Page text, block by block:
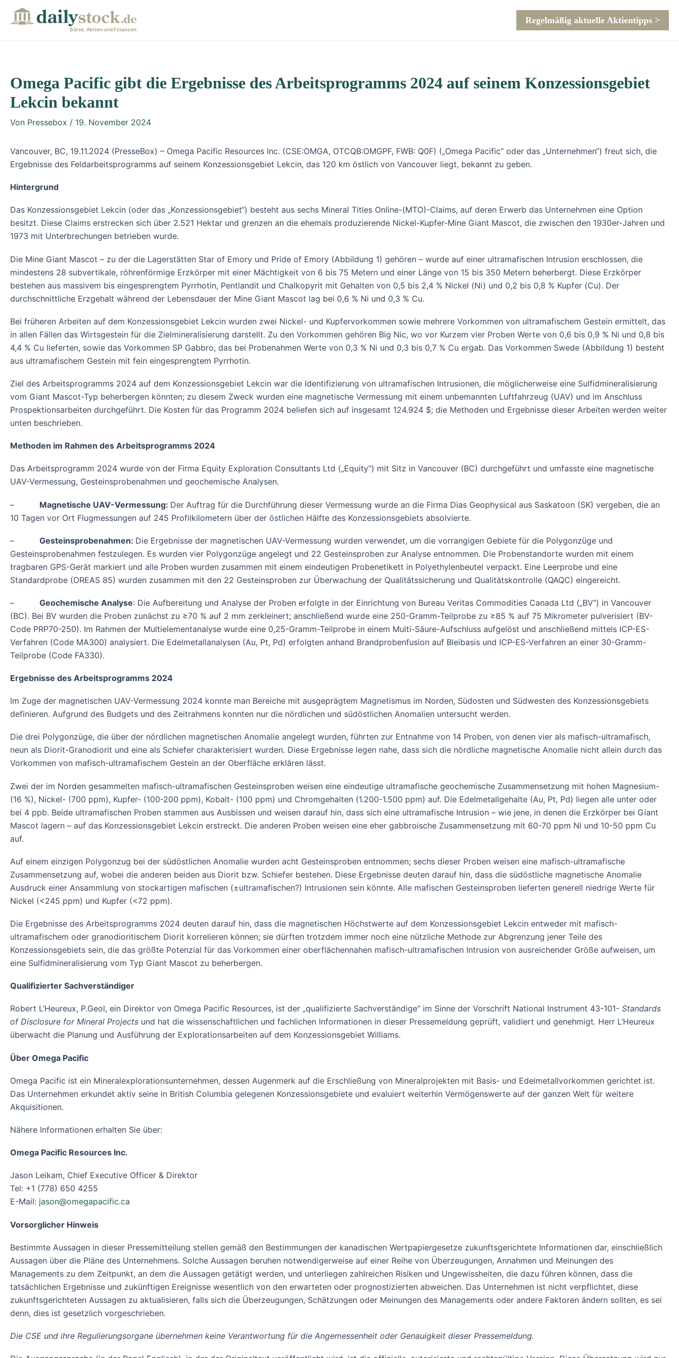
Inhalt
Börse, Aktien und Finanzen
Regelmäßig aktuelle Aktientipps >
Omega Pacific gibt die Ergebnisse des Arbeitsprogramms 2024 auf seinem Konzessionsgebiet
Lekcin bekannt
Von Pressebox / 19. November 2024
Vancouver, BC, 19.11.2024 (PresseBox) – Omega Pacific Resources Inc. (CSE:OMGA, OTCQB:OMGPF, FWB: Q0F) („Omega Pacific“ oder das „Unternehmen“) freut sich, die
Ergebnisse des Feldarbeitsprogramms auf seinem Konzessionsgebiet Lekcin, das 120 km östlich von Vancouver liegt, bekannt zu geben.
Hintergrund
Das Konzessionsgebiet Lekcin (oder das „Konzessionsgebiet“) besteht aus sechs Mineral Titles Online-(MTO)-Claims, auf deren Erwerb das Unternehmen eine Option
besitzt. Diese Claims erstrecken sich über 2.521 Hektar und grenzen an die ehemals produzierende Nickel-Kupfer-Mine Giant Mascot, die zwischen den 1930er-Jahren und
1973 mit Unterbrechungen betrieben wurde.
Die Mine Giant Mascot – zu der die Lagerstätten Star of Emory und Pride of Emory (Abbildung 1) gehören – wurde auf einer ultramafischen Intrusion erschlossen, die
mindestens 28 subvertikale, röhrenförmige Erzkörper mit einer Mächtigkeit von 6 bis 75 Metern und einer Länge von 15 bis 350 Metern beherbergt. Diese Erzkörper
bestehen aus massivem bis eingesprengtem Pyrrhotin, Pentlandit und Chalkopyrit mit Gehalten von 0,5 bis 2,4 % Nickel (Ni) und 0,2 bis 0,8 % Kupfer (Cu). Der
durchschnittliche Erzgehalt während der Lebensdauer der Mine Giant Mascot lag bei 0,6 % Ni und 0,3 % Cu.
Bei früheren Arbeiten auf dem Konzessionsgebiet Lekcin wurden zwei Nickel- und Kupfervorkommen sowie mehrere Vorkommen von ultramafischem Gestein ermittelt, das
in allen Fällen das Wirtsgestein für die Zielmineralisierung darstellt. Zu den Vorkommen gehören Big Nic, wo vor Kurzem vier Proben Werte von 0,6 bis 0,9 % Ni und 0,8 bis
4,4 % Cu lieferten, sowie das Vorkommen SP Gabbro, das bei Probenahmen Werte von 0,3 % Ni und 0,3 bis 0,7 % Cu ergab. Das Vorkommen Swede (Abbildung 1) besteht
aus ultramafischem Gestein mit fein eingesprengtem Pyrrhotin.
Ziel des Arbeitsprogramms 2024 auf dem Konzessionsgebiet Lekcin war die Identifizierung von ultramafischen Intrusionen, die möglicherweise eine Sulfidmineralisierung
vom Giant Mascot-Typ beherbergen könnten; zu diesem Zweck wurden eine magnetische Vermessung mit einem unbemannten Luftfahrzeug (UAV) und im Anschluss
Prospektionsarbeiten durchgeführt. Die Kosten für das Programm 2024 beliefen sich auf insgesamt 124.924 $; die Methoden und Ergebnisse dieser Arbeiten werden weiter
unten beschrieben.
Methoden im Rahmen des Arbeitsprogramms 2024
Das Arbeitsprogramm 2024 wurde von der Firma Equity Exploration Consultants Ltd („Equity“) mit Sitz in Vancouver (BC) durchgeführt und umfasste eine magnetische
UAV-Vermessung, Gesteinsprobenahmen und geochemische Analysen.
– Magnetische UAV-Vermessung: Der Auftrag für die Durchführung dieser Vermessung wurde an die Firma Dias Geophysical aus Saskatoon (SK) vergeben, die an
10 Tagen vor Ort Flugmessungen auf 245 Profilkilometern über der östlichen Hälfte des Konzessionsgebiets absolvierte.
– Gesteinsprobenahmen: Die Ergebnisse der magnetischen UAV-Vermessung wurden verwendet, um die vorrangigen Gebiete für die Polygonzüge und
Gesteinsprobenahmen festzulegen. Es wurden vier Polygonzüge angelegt und 22 Gesteinsproben zur Analyse entnommen. Die Probenstandorte wurden mit einem
tragbaren GPS-Gerät markiert und alle Proben wurden zusammen mit einem eindeutigen Probenetikett in Polyethylenbeutel verpackt. Eine Leerprobe und eine
Standardprobe (OREAS 85) wurden zusammen mit den 22 Gesteinsproben zur Überwachung der Qualitätssicherung und Qualitätskontrolle (QAQC) eingereicht.
– Geochemische Analyse: Die Aufbereitung und Analyse der Proben erfolgte in der Einrichtung von Bureau Veritas Commodities Canada Ltd („BV“) in Vancouver
(BC). Bei BV wurden die Proben zunächst zu ≥70 % auf 2 mm zerkleinert; anschließend wurde eine 250-Gramm-Teilprobe zu ≥85 % auf 75 Mikrometer pulverisiert (BV-
Code PRP70-250). Im Rahmen der Multielementanalyse wurde eine 0,25-Gramm-Teilprobe in einem Multi-Säure-Aufschluss aufgelöst und anschließend mittels ICP-ES-
Verfahren (Code MA300) analysiert. Die Edelmetallanalysen (Au, Pt, Pd) erfolgten anhand Brandprobenfusion auf Bleibasis und ICP-ES-Verfahren an einer 30-Gramm-
Teilprobe (Code FA330).
Ergebnisse des Arbeitsprogramms 2024
Im Zuge der magnetischen UAV-Vermessung 2024 konnte man Bereiche mit ausgeprägtem Magnetismus im Norden, Südosten und Südwesten des Konzessionsgebiets
definieren. Aufgrund des Budgets und des Zeitrahmens konnten nur die nördlichen und südöstlichen Anomalien untersucht werden.
Die drei Polygonzüge, die über der nördlichen magnetischen Anomalie angelegt wurden, führten zur Entnahme von 14 Proben, von denen vier als mafisch-ultramafisch,
neun als Diorit-Granodiorit und eine als Schiefer charakterisiert wurden. Diese Ergebnisse legen nahe, dass sich die nördliche magnetische Anomalie nicht allein durch das
Vorkommen von mafisch-ultramafischem Gestein an der Oberfläche erklären lässt.
Zwei der im Norden gesammelten mafisch-ultramafischen Gesteinsproben weisen eine eindeutige ultramafische geochemische Zusammensetzung mit hohen Magnesium-
(16 %), Nickel- (700 ppm), Kupfer- (100-200 ppm), Kobalt- (100 ppm) und Chromgehalten (1.200-1.500 ppm) auf. Die Edelmetallgehalte (Au, Pt, Pd) liegen alle unter oder
bei 4 ppb. Beide ultramafischen Proben stammen aus Ausbissen und weisen darauf hin, dass sich eine ultramafische Intrusion – wie jene, in denen die Erzkörper bei Giant
Mascot lagern – auf das Konzessionsgebiet Lekcin erstreckt. Die anderen Proben weisen eine eher gabbroische Zusammensetzung mit 60-70 ppm Ni und 10-50 ppm Cu
auf.
Auf einem einzigen Polygonzug bei der südöstlichen Anomalie wurden acht Gesteinsproben entnommen; sechs dieser Proben weisen eine mafisch-ultramafische
Zusammensetzung auf, wobei die anderen beiden aus Diorit bzw. Schiefer bestehen. Diese Ergebnisse deuten darauf hin, dass die südöstliche magnetische Anomalie
Ausdruck einer Ansammlung von stockartigen mafischen (±ultramafischen?) Intrusionen sein könnte. Alle mafischen Gesteinsproben lieferten generell niedrige Werte für
Nickel (<245 ppm) und Kupfer (<72 ppm).
Die Ergebnisse des Arbeitsprogramms 2024 deuten darauf hin, dass die magnetischen Höchstwerte auf dem Konzessionsgebiet Lekcin entweder mit mafisch-
ultramafischem oder granodioritischem Diorit korrelieren können; sie dürften trotzdem immer noch eine nützliche Methode zur Abgrenzung jener Teile des
Konzessionsgebiets sein, die das größte Potenzial für das Vorkommen einer oberflächennahen mafisch-ultramafischen Intrusion von ausreichender Größe aufweisen, um
eine Sulfidmineralisierung vom Typ Giant Mascot zu beherbergen.
Qualifizierter Sachverständiger
Robert L‘Heureux, P.Geol, ein Direktor von Omega Pacific Resources, ist der „qualifizierte Sachverständige“ im Sinne der Vorschrift National Instrument 43-101- Standards
of Disclosure for Mineral Projects und hat die wissenschaftlichen und fachlichen Informationen in dieser Pressemeldung geprüft, validiert und genehmigt. Herr L‘Heureux
überwacht die Planung und Ausführung der Explorationsarbeiten auf dem Konzessionsgebiet Williams.
Über Omega Pacific
Omega Pacific ist ein Mineralexplorationsunternehmen, dessen Augenmerk auf die Erschließung von Mineralprojekten mit Basis- und Edelmetallvorkommen gerichtet ist.
Das Unternehmen erkundet aktiv seine in British Columbia gelegenen Konzessionsgebiete und evaluiert weiterhin Vermögenswerte auf der ganzen Welt für weitere
Akquisitionen.
Nähere Informationen erhalten Sie über:
Omega Pacific Resources Inc.
Jason Leikam, Chief Executive Officer & Direktor
Tel: +1 (778) 650 4255
E-Mail: jason@omegapacific.ca
Vorsorglicher Hinweis
Bestimmte Aussagen in dieser Pressemitteilung stellen gemäß den Bestimmungen der kanadischen Wertpapiergesetze zukunftsgerichtete Informationen dar, einschließlich
Aussagen über die Pläne des Unternehmens. Solche Aussagen beruhen notwendigerweise auf einer Reihe von Überzeugungen, Annahmen und Meinungen des
Managements zu dem Zeitpunkt, an dem die Aussagen getätigt werden, und unterliegen zahlreichen Risiken und Ungewissheiten, die dazu führen können, dass die
tatsächlichen Ergebnisse und zukünftigen Ereignisse wesentlich von den erwarteten oder prognostizierten abweichen. Das Unternehmen ist nicht verpflichtet, diese
zukunftsgerichteten Aussagen zu aktualisieren, falls sich die Überzeugungen, Schätzungen oder Meinungen des Managements oder andere Faktoren ändern sollten, es sei
denn, dies ist gesetzlich vorgeschrieben.
Die CSE und ihre Regulierungsorgane übernehmen keine Verantwortung für die Angemessenheit oder Genauigkeit dieser Pressemeldung.
navigation